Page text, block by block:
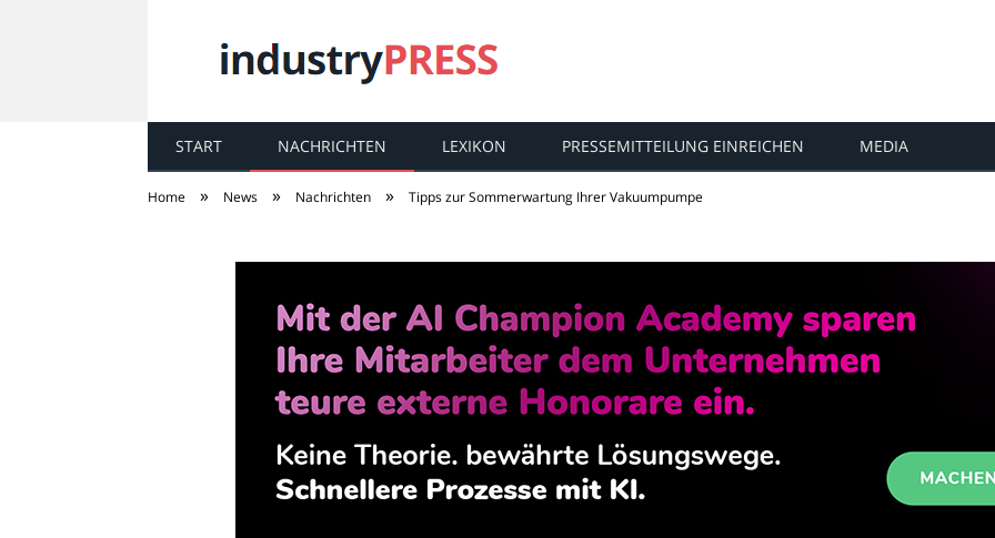
industryPRESS
START NACHRICHTEN LEXIKON PRESSEMITTEILUNG EINREICHEN MEDIA
Home » News » Nachrichten » Tipps zur Sommerwartung Ihrer Vakuumpumpe